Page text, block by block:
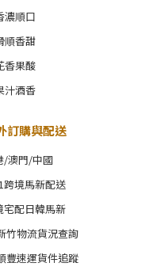
濃順口
順香甜
香果酸
汁酒香
訂購與配送
/澳門/中國
跨境馬新配送
宅配日韓馬新
竹物流貨況查詢
豐速運貨件追蹤